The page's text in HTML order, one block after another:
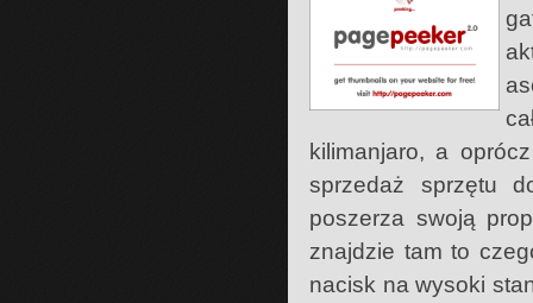
kilimanjaro, a
sprzedaż sprzętu
poszerza swoją
znajdzie tam to
nacisk na wysoki